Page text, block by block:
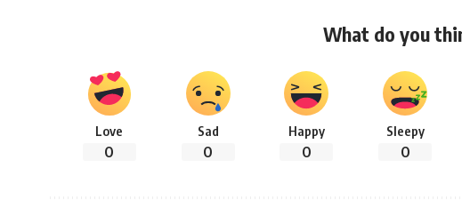
What do you
Love
0
Sad
0
Happy
0
Sleepy
0